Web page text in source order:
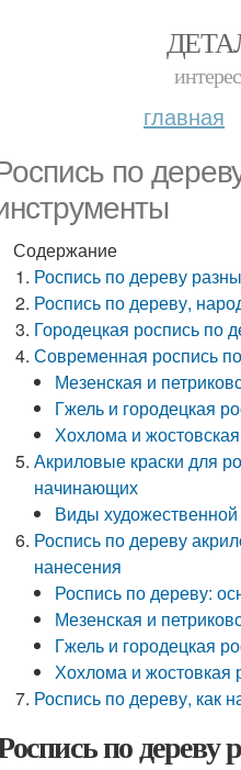
главная
по
Содержание
Роспись по дереву
Роспись по дереву,
Городецкая роспись по
Современная роспись
Мезенская и
Гжель и городецкая
Хохлома и жостовская
Акриловые краски для
начинающих
Виды художественной
Роспись по дереву
нанесения
Роспись по дереву:
Мезенская и
Гжель и городецкая
Хохлома и жостовкая
Роспись по дереву, как
по